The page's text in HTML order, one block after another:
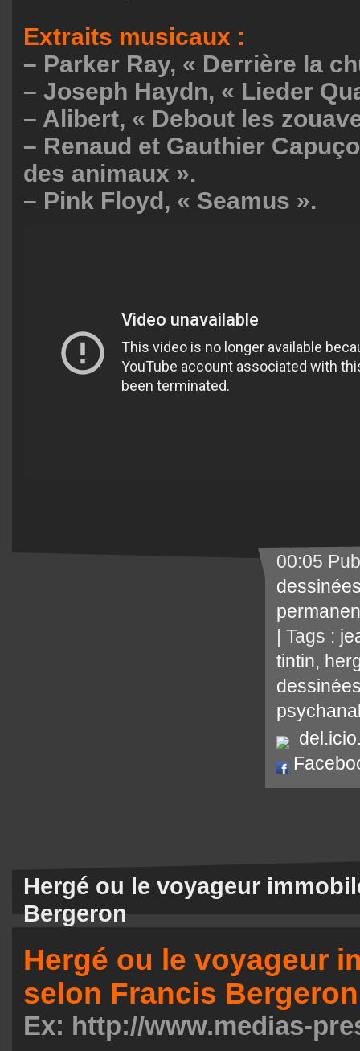
Extraits musicaux :
– Parker Ray, « Derrière la
– Joseph Haydn, « Lieder
– Alibert, « Debout les
– Renaud et Gauthier
des animaux ».
– Pink Floyd, « Seamus ».
00:05
| Tags :
tintin,
Hergé ou le voyageur
Bergeron
Hergé ou le voyageur
selon Francis Bergeron
Ex: http://www.medias-